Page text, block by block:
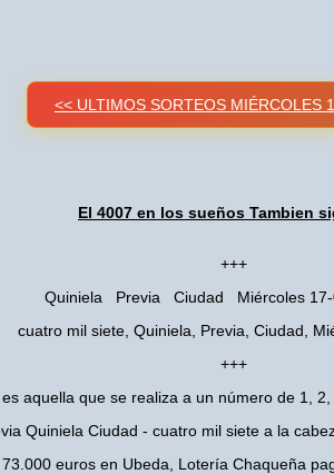
<< ULTIMOS SORTEOS MIÉRCOLES
El 4007 en los sueños Tambien
+++
Quiniela Previa Ciudad Miércoles 17-
cuatro mil siete, Quiniela, Previa, Ciudad,
+++
aquella que se realiza a un número de 1,
Quiniela Ciudad - cuatro mil siete a la
euros en Ubeda, Lotería Chaqueña